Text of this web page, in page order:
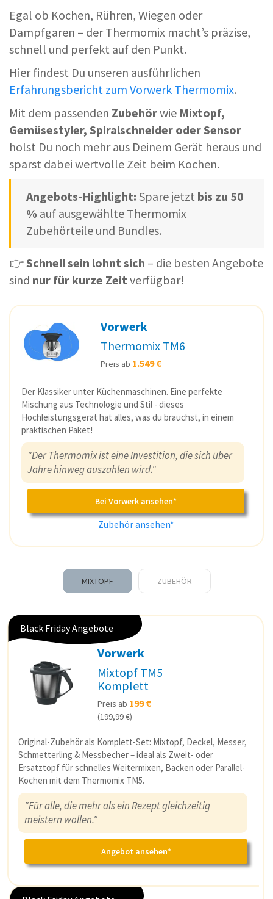
Egal ob Kochen, Rühren, Wiegen oder
Dampfgaren – der Thermomix macht’s präzise,
schnell und perfekt auf den Punkt.
Hier findest Du unseren ausführlichen
Erfahrungsbericht zum Vorwerk Thermomix.
Mit dem passenden Zubehörwie Mixtopf,
Gemüsestyler, Spiralschneider oder Sensor
holst Du noch mehr aus Deinem Gerät heraus und
sparst dabei wertvolle Zeit beim Kochen.
Angebots-Highlight: Spare jetzt bis zu 50
% auf ausgewählte Thermomix
Zubehörteile und Bundles.
👉Schnell sein lohnt sich – die besten Angebote
sind nur für kurze Zeit verfügbar!
Vorwerk
Thermomix TM6
Preis ab 1.549 €
Der Klassiker unter Küchenmaschinen. Eine perfekte
Mischung aus Technologie und Stil - dieses
Hochleistungsgerät hat alles, was du brauchst, in einem
praktischen Paket!
"Der Thermomix ist eine Investition, die sich über
Jahre hinweg auszahlen wird."
Bei Vorwerk ansehen*
Zubehör ansehen*
MIXTOPF ZUBEHÖR
Black Friday Angebote
Vorwerk
Mixtopf TM5
Komplett
Preis ab 199 €
(199,99 €)
Original-Zubehör als Komplett-Set: Mixtopf, Deckel, Messer,
Schmetterling & Messbecher – ideal als Zweit- oder
Ersatztopf für schnelles Weitermixen, Backen oder Parallel-
Kochen mit dem Thermomix TM5.
"Für alle, die mehr als ein Rezept gleichzeitig
meistern wollen."
Angebot ansehen*